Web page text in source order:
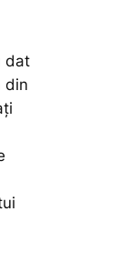
dat
din